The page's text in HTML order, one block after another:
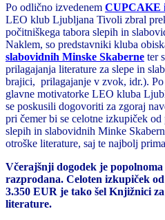
Po odlično izvedenem CUPCAKE
LEO klub Ljubljana Tivoli zbral
počitniškega tabora slepih in
Naklem, so predstavniki kluba
slabovidnih Minske Skaberne ter
prilagajanja literature za slepe in
brajici, prilagajanje v zvok, idr.).
glavne motivatorke LEO kluba
se poskusili dogovoriti za zgoraj
pri čemer bi se celotne izkupiček
slepih in slabovidnih Minke
otroške literature, saj te najbolj
Včerajšnji dogodek je
razprodana. Celoten izkupiček
3.350 EUR je tako šel Knjižnici
literature.